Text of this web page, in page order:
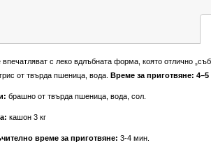
с леко вдлъбната форма, която отлично
грис от твърда пшеница, вода. Време за приготвяне: 4–5
брашно от твърда пшеница, вода, сол.
кашон 3 кг
време за приготвяне: 3-4 мин.